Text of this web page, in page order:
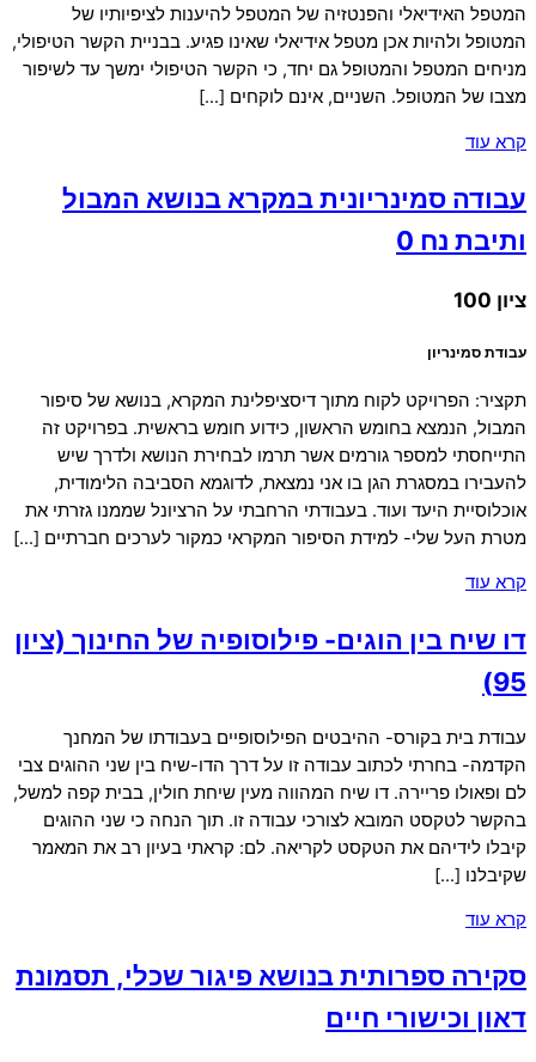
המטפל האידיאלי והפנטזיה של המטפל להיענות לציפיותיו של
המטופל ולהיות אכן מטפל אידיאלי שאינו פגיע. בבניית הקשר הטיפולי,
מניחים המטפל והמטופל גם יחד, כי הקשר הטיפולי ימשך עד לשיפור
מצבו של המטופל. השניים, אינם לוקחים […]
קרא עוד
עבודה סמינריונית במקרא בנושא המבול
ותיבת נח 0
ציון 100
עבודת סמינריון
תקציר: הפרויקט לקוח מתוך דיסציפלינת המקרא, בנושא של סיפור
המבול, הנמצא בחומש הראשון, כידוע חומש בראשית. בפרויקט זה
התייחסתי למספר גורמים אשר תרמו לבחירת הנושא ולדרך שיש
להעבירו במסגרת הגן בו אני נמצאת, לדוגמא הסביבה הלימודית,
אוכלוסיית היעד ועוד. בעבודתי הרחבתי על הרציונל שממנו גזרתי את
מטרת העל שלי- למידת הסיפור המקראי כמקור לערכים חברתיים […]
קרא עוד
דו שיח בין הוגים- פילוסופיה של החינוך (ציון
95)
עבודת בית בקורס- ההיבטים הפילוסופיים בעבודתו של המחנך
הקדמה- בחרתי לכתוב עבודה זו על דרך הדו-שיח בין שני ההוגים צבי
לם ופאולו פריירה. דו שיח המהווה מעין שיחת חולין, בבית קפה למשל,
בהקשר לטקסט המובא לצורכי עבודה זו. תוך הנחה כי שני ההוגים
קיבלו לידיהם את הטקסט לקריאה. לם: קראתי בעיון רב את המאמר
שקיבלנו […]
קרא עוד
סקירה ספרותית בנושא פיגור שכלי, תסמונת
דאון וכישורי חיים